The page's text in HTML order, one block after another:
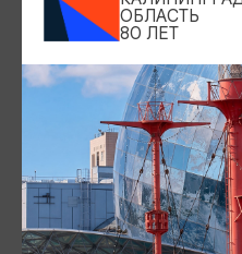
ДАТА
04.03.2026 - 28.03.2026
МЕСТО ПРОВЕДЕНИЯ
Пос. Орловка, пер.
Показать на карте
ВОЗРАСТНЫЕ
ОБЛАСТЬ
80 ЛЕТ